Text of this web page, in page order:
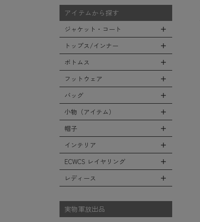
アイテムから探す
ジャケット・コート
全てのジャケット・コート
LEVEL7
フライトジャケット
M-65ジャケット
タンカースジャケット
コート
フリースジャケット
レザーアウター
ジャケットライナー
モッズコート
トップス/インナー
全てのトップス/インナー
Tシャツ
シャツ
スウェット/パーカー
セーター/カーディガン
ベスト
タンクトップ
ボトムス
全てのボトムス
カーゴパンツ
デニムパンツ
チノ，ワークパンツ
ファティーグパンツ
ナイロンパンツ
スウェットパンツ
ショートパンツ
アンダー（下着）
フットウェア
全てのフットウェア
ブーツ
シューズ・スニーカー
サンダル
レインシューズ・ブーツ
ソックス/靴下
バッグ
全てのバッグ
リュックサック
ショルダーバッグ
ヘルメットバッグ
トートバッグ
ダッフルバッグ
ボストンバッグ
小物（アイテム）
全ての小物（アイテム）
グローブ（手袋）
防寒物（ネックウォーマーetc）
傘/ポンチョ
ミリタリーウォッチ
サングラス・ゴーグル
帽子
全ての帽子
キャップ
ハット
ニット帽（ビーニー）
ベレー帽
ハンチング
インテリア
全てのインテリア
デスク、椅子、家具
ボックス/ガソリン缶/etc
生地・テントシェル
ECWCS レイヤリング
全てのECWCS
ミッドベースレイヤー Level.2
レディース
実物軍放出品